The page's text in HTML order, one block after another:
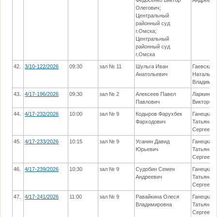
Олегович;
Центральный
районный суд
г.Омска;
Центральный
районный суд
г.Омска
42. 3/10-122/2026 09:30 зал № 11
Шульга Иван
Анатольевич
Гаевская
Наталья
43. 4/17-196/2026 09:30 зал № 2
Алексеев Павел
Павлович
Ларкина
44. 4/17-232/2026 10:00 зал № 9
Кодыров Фарухбек
Фарходович
Ганецкая
Татьяна
45. 4/17-233/2026 10:15 зал № 9
Усанин Давид
Юрьевич
Ганецкая
Татьяна
46. 4/17-239/2026 10:30 зал № 9
Судобин Семен
Андреевич
Ганецкая
Татьяна
47. 4/17-241/2026 11:00 зал № 9
Равайкина Олеся
Владимировна
Ганецкая
Татьяна